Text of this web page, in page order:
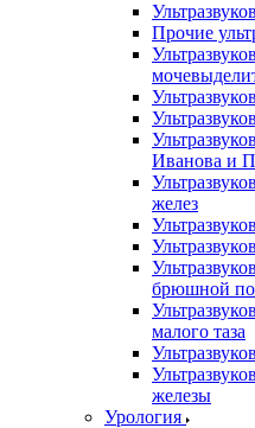
Прочие
Иванова и
желез
брюшной
малого таза
железы
Урология